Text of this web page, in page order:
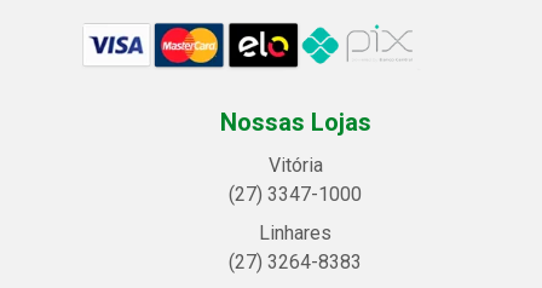
Nossas Lojas
Vitória
(27) 3347-1000
Linhares
(27) 3264-8383